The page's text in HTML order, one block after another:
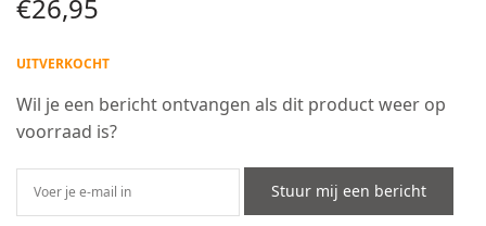
€26,95
UITVERKOCHT
Wil je een bericht ontvangen als dit product weer op
voorraad is?
Stuur mij een bericht